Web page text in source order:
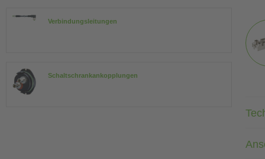
Verbindungsleitungen
Schaltschrankankopplungen